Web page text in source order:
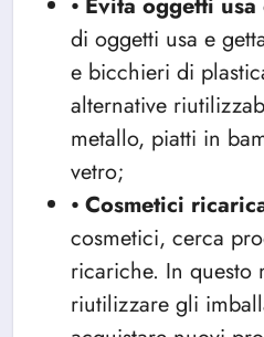
⦁ Evita oggetti usa
di oggetti usa e
e bicchieri di
alternative
metallo, piatti in
vetro;
⦁ Cosmetici
cosmetici, cerca
ricariche. In questo
riutilizzare gli